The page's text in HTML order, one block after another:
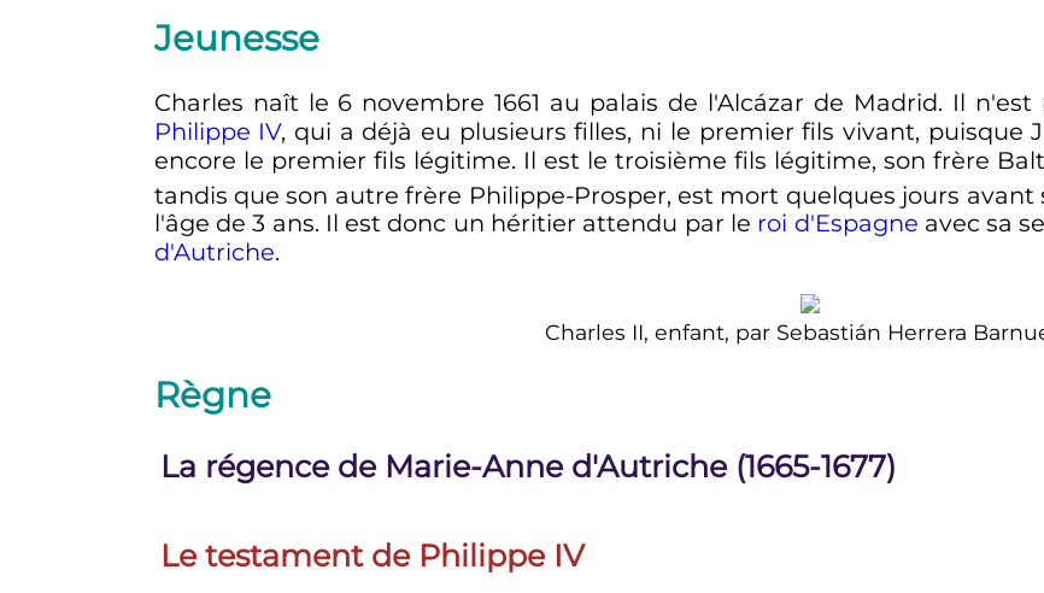
Jeunesse
Charles naît le 6 novembre 1661 au palais de l'Alcázar de Madrid. Il
Philippe IV, qui a déjà eu plusieurs filles, ni le premier fils vivant, puisque
encore le premier fils légitime. Il est le troisième fils légitime, son frère
tandis que son autre frère Philippe-Prosper, est mort quelques jours avant
l'âge de 3 ans. Il est donc un héritier attendu par le roi d'Espagne avec sa
d'Autriche.
Charles II, enfant, par Sebastián Herrera
Règne
La régence de Marie-Anne d'Autriche (1665-1677)
Le testament de Philippe IV